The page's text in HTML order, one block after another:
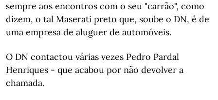
sempre aos encontros com o seu "carrão", como
dizem, o tal Maserati preto que, soube o DN, é de
uma empresa de aluguer de automóveis.
O DN contactou várias vezes Pedro Pardal
Henriques - que acabou por não devolver a
chamada.